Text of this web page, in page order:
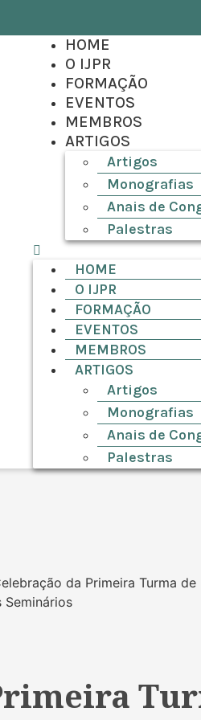
HOME
O IJPR
FORMAÇÃO
EVENTOS
MEMBROS
ARTIGOS
Artigos
Monografias
Anais de
Palestras
HOME
O IJPR
FORMAÇÃO
EVENTOS
MEMBROS
ARTIGOS
Artigos
Monografias
Anais de
Palestras